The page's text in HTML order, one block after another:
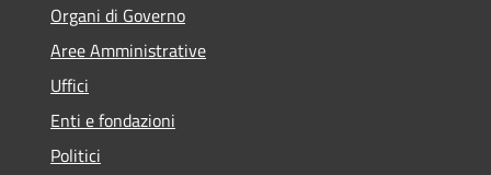
Organi di Governo
Aree Amministrative
Uffici
Enti e fondazioni
Politici